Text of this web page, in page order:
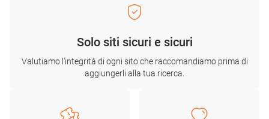
Solo siti sicuri e sicuri
Valutiamo l'integrità di ogni sito che raccomandiamo prima di
aggiungerli alla tua ricerca.